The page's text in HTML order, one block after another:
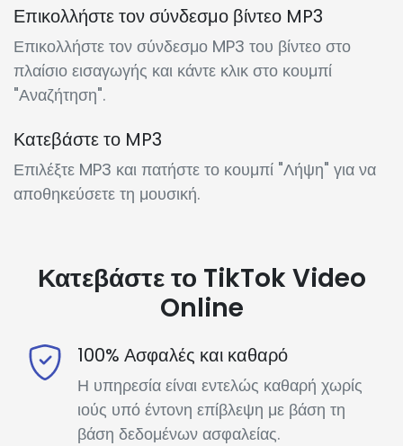
Επικολλήστε τον σύνδεσμο βίντεο MP3
Επικολλήστε τον σύνδεσμο MP3 του βίντεο στο
πλαίσιο εισαγωγής και κάντε κλικ στο κουμπί
"Αναζήτηση".
Κατεβάστε το MP3
Επιλέξτε MP3 και πατήστε το κουμπί "Λήψη" για να
αποθηκεύσετε τη μουσική.
Κατεβάστε το TikTok Video
Online
100% Ασφαλές και καθαρό
Η υπηρεσία είναι εντελώς καθαρή χωρίς
ιούς υπό έντονη επίβλεψη με βάση τη
βάση δεδομένων ασφαλείας.